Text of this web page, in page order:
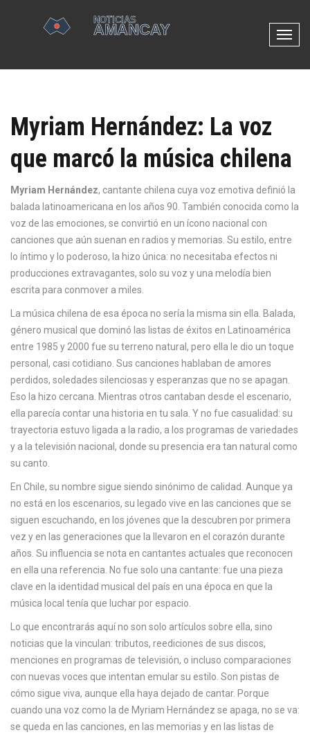
N
v
i
ó
n
d
p
c
a
Myriam Hernández: La voz
que marcó la música chilena
Myriam Hernández, cantante chilena cuya voz emotiva definió la
balada latinoamericana en los años 90 . También conocida como la
voz de las emociones, se convirtió en un ícono nacional con
canciones que aún suenan en radios y memorias. Su estilo, entre
lo íntimo y lo poderoso, la hizo única: no necesitaba efectos ni
producciones extravagantes, solo su voz y una melodía bien
escrita para conmover a miles.
La música chilena de esa época no sería la misma sin ella. Balada,
género musical que dominó las listas de éxitos en Latinoamérica
entre 1985 y 2000 fue su terreno natural, pero ella le dio un toque
personal, casi cotidiano. Sus canciones hablaban de amores
perdidos, soledades silenciosas y esperanzas que no se apagan.
Eso la hizo cercana. Mientras otros cantaban desde el escenario,
ella parecía contar una historia en tu sala. Y no fue casualidad: su
trayectoria estuvo ligada a la radio, a los programas de variedades
y a la televisión nacional, donde su presencia era tan natural como
su canto.
En Chile, su nombre sigue siendo sinónimo de calidad. Aunque ya
no está en los escenarios, su legado vive en las canciones que se
siguen escuchando, en los jóvenes que la descubren por primera
vez y en las generaciones que la llevaron en el corazón durante
años. Su influencia se nota en cantantes actuales que reconocen
en ella una referencia. No fue solo una cantante: fue una pieza
clave en la identidad musical del país en una época en que la
música local tenía que luchar por espacio.
Lo que encontrarás aquí no son solo artículos sobre ella, sino
noticias que la vinculan: tributos, reediciones de sus discos,
menciones en programas de televisión, o incluso comparaciones
con nuevas voces que intentan emular su estilo. Son pistas de
cómo sigue viva, aunque ella haya dejado de cantar. Porque
cuando una voz como la de Myriam Hernández se apaga, no se va:
se queda en las canciones, en las memorias y en las listas de